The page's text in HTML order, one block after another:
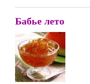
Бабье лето